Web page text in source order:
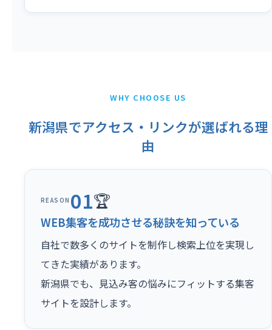
WHY CHOOSE US
新潟県でアクセス・リンクが選ばれる理
由
REASON 01🏆
WEB集客を成功させる秘訣を知っている
自社で数多くのサイトを制作し検索上位を実現し
てきた実績があります。
新潟県でも、見込み客の悩みにフィットする集客
サイトを設計します。